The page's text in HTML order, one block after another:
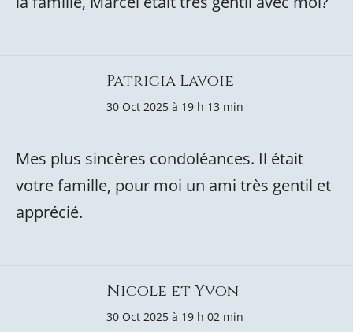
Patricia Lavoie
30 Oct 2025 à 19 h 13 min
Mes plus sincères condoléances. Il était
votre famille, pour moi un ami très gentil et
apprécié.
Nicole et Yvon
30 Oct 2025 à 19 h 02 min